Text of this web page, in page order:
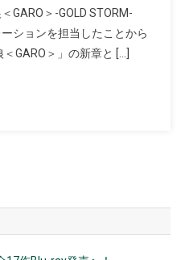
GARO＞-GOLD STORM-
ションを担当したことから
GARO＞」の新章と […]